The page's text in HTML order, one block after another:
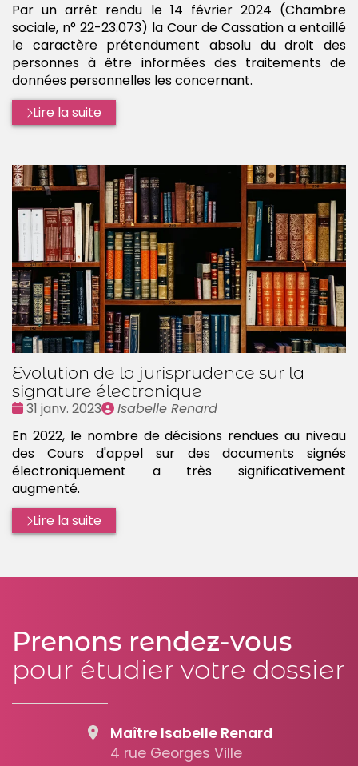
Par un arrêt rendu le 14 février 2024 (Chambre
sociale, n° 22-23.073) la Cour de Cassation a entaillé
le caractère prétendument absolu du droit des
personnes à être informées des traitements de
données personnelles les concernant.
Lire la suite
Evolution de la jurisprudence sur la
signature électronique
Date
31 janv. 2023
Publié
Isabelle Renard
En 2022, le nombre de décisions rendues au niveau
des Cours d'appel sur des documents signés
électroniquement a très significativement
augmenté.
Lire la suite
Prenons rendez-vous
pour étudier votre dossier
Maître Isabelle Renard
4 rue Georges Ville